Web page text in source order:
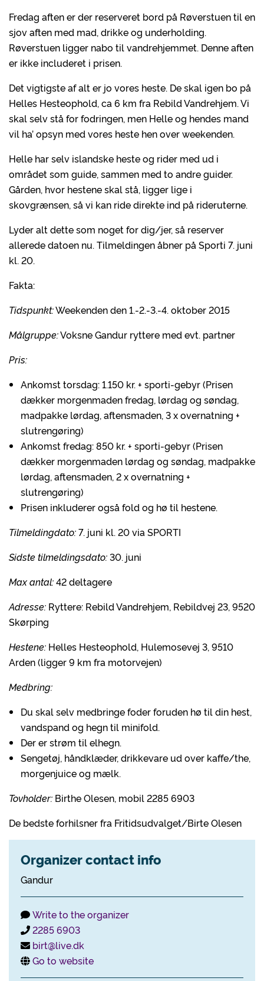
Fredag aften er der reserveret bord på Røverstuen til en
sjov aften med mad, drikke og underholding.
Røverstuen ligger nabo til vandrehjemmet. Denne aften
er ikke includeret i prisen.
Det vigtigste af alt er jo vores heste. De skal igen bo på
Helles Hesteophold, ca 6 km fra Rebild Vandrehjem. Vi
skal selv stå for fodringen, men Helle og hendes mand
vil ha’ opsyn med vores heste hen over weekenden.
Helle har selv islandske heste og rider med ud i
området som guide, sammen med to andre guider.
Gården, hvor hestene skal stå, ligger lige i
skovgrænsen, så vi kan ride direkte ind på rideruterne.
Lyder alt dette som noget for dig/jer, så reserver
allerede datoen nu. Tilmeldingen åbner på Sporti 7. juni
kl. 20.
Fakta:
Tidspunkt:Weekenden den 1.-2.-3.-4. oktober 2015
Målgruppe:Voksne Gandur ryttere med evt. partner
Pris:
Ankomst torsdag: 1.150 kr. + sporti-gebyr (Prisen
dækker morgenmaden fredag, lørdag og søndag,
madpakke lørdag, aftensmaden, 3 x overnatning +
slutrengøring)
Ankomst fredag: 850 kr. + sporti-gebyr (Prisen
dækker morgenmaden lørdag og søndag, madpakke
lørdag, aftensmaden, 2 x overnatning +
slutrengøring)
Prisen inkluderer også fold og hø til hestene.
Tilmeldingdato:7. juni kl. 20 via SPORTI
Sidste tilmeldingsdato:30. juni
Max antal:42 deltagere
Adresse: Ryttere: Rebild Vandrehjem, Rebildvej 23, 9520
Skørping
Hestene: Helles Hesteophold, Hulemosevej 3, 9510
Arden (ligger 9 km fra motorvejen)
Medbring:
Du skal selv medbringe foder foruden hø til din hest,
vandspand og hegn til minifold.
Der er strøm til elhegn.
Sengetøj, håndklæder, drikkevare ud over kaffe/the,
morgenjuice og mælk.
Tovholder: Birthe Olesen, mobil 2285 6903
De bedste forhilsner fra Fritidsudvalget/Birte Olesen
Organizer contact info
Gandur
Write to the organizer
2285 6903
birt@live.dk
Go to website